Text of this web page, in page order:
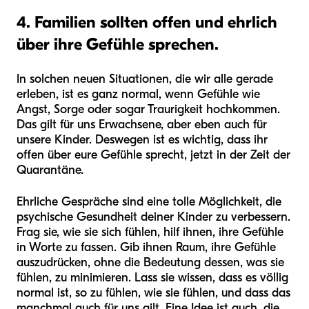
4. Familien sollten offen und ehrlich
über ihre Gefühle sprechen.
In solchen neuen Situationen, die wir alle gerade
erleben, ist es ganz normal, wenn Gefühle wie
Angst, Sorge oder sogar Traurigkeit hochkommen.
Das gilt für uns Erwachsene, aber eben auch für
unsere Kinder. Deswegen ist es wichtig, dass ihr
offen über eure Gefühle sprecht, jetzt in der Zeit der
Quarantäne.
Ehrliche Gespräche sind eine tolle Möglichkeit, die
psychische Gesundheit deiner Kinder zu verbessern.
Frag sie, wie sie sich fühlen, hilf ihnen, ihre Gefühle
in Worte zu fassen. Gib ihnen Raum, ihre Gefühle
auszudrücken, ohne die Bedeutung dessen, was sie
fühlen, zu minimieren. Lass sie wissen, dass es völlig
normal ist, so zu fühlen, wie sie fühlen, und dass das